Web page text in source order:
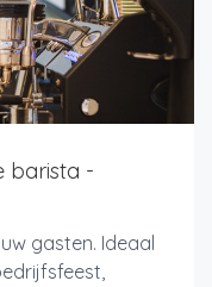
barista -
gasten. Ideaal